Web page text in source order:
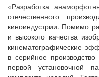
«Разработка
отечественного
киноиндустрии. Помимо
и высокого качества
кинематографические
в серийное
первой установочной